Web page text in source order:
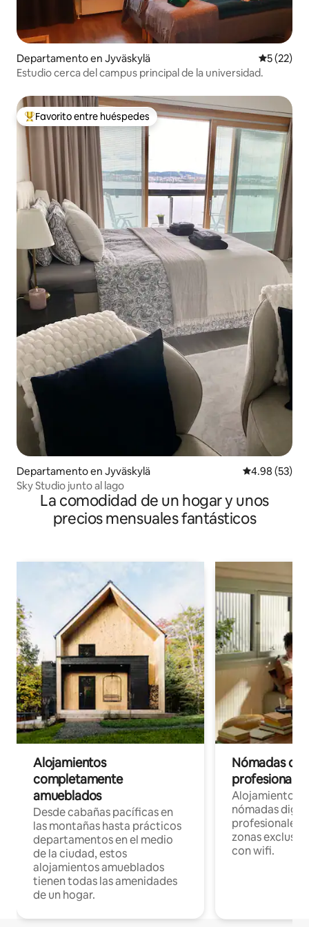
Departamento en Jyväskylä
5 (22)
Estudio cerca del campus principal de la universidad.
De los mejores en Favorito entre huéspedes
Favorito entre huéspedes
Departamento en Jyväskylä Calificación
4.98 (53)
Sky Studio junto al lago
La comodidad de un hogar y unos
precios mensuales fantásticos
Alojamientos
completamente
amueblados
Desde cabañas pacíficas en
las montañas hasta prácticos
departamentos en el medio
de la ciudad, estos
alojamientos amueblados
tienen todas las amenidades
de un hogar.
Nómadas
Alojamientos
nómadas
profesionales
zonas
con wifi.